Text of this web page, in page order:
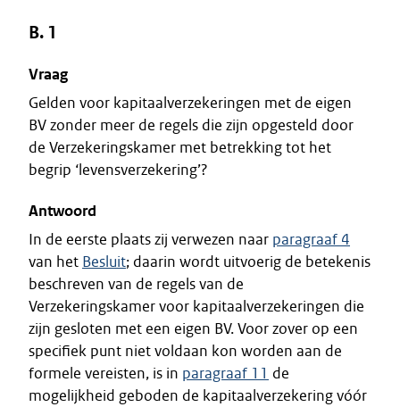
B. 1
Vraag
Gelden voor kapitaalverzekeringen met de eigen
BV zonder meer de regels die zijn opgesteld door
de Verzekeringskamer met betrekking tot het
begrip ‘levensverzekering’?
Antwoord
In de eerste plaats zij verwezen naar paragraaf 4
van het Besluit; daarin wordt uitvoerig de betekenis
beschreven van de regels van de
Verzekeringskamer voor kapitaalverzekeringen die
zijn gesloten met een eigen BV. Voor zover op een
specifiek punt niet voldaan kon worden aan de
formele vereisten, is in paragraaf 11 de
mogelijkheid geboden de kapitaalverzekering vóór